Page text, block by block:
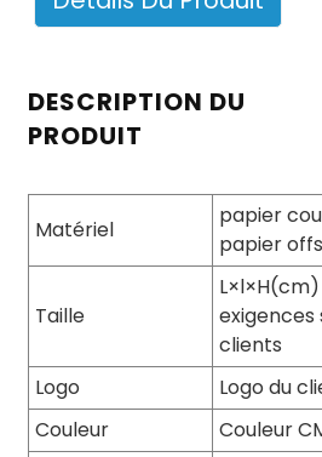
DESCRIPTION DU
PRODUIT
Matériel
papier
papier
Taille
exigences
clients
Logo
Logo du
Couleur
Couleur